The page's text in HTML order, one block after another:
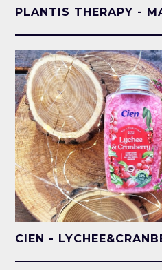
PLANTIS THERAPY -
CIEN -